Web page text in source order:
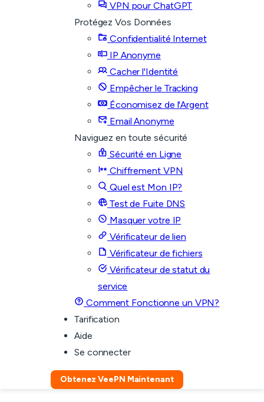
VPN pour ChatGPT
Protégez Vos Données
Confidentialité Internet
IP Anonyme
Cacher l'Identité
Empêcher le Tracking
Économisez de l'Argent
Email Anonyme
Naviguez en toute sécurité
Sécurité en Ligne
Chiffrement VPN
Quel est Mon IP?
Test de Fuite DNS
Masquer votre IP
Vérificateur de lien
Vérificateur de fichiers
Vérificateur de statut du
service
Comment Fonctionne un VPN?
Tarification
Aide
Se connecter
Obtenez VeePN Maintenant